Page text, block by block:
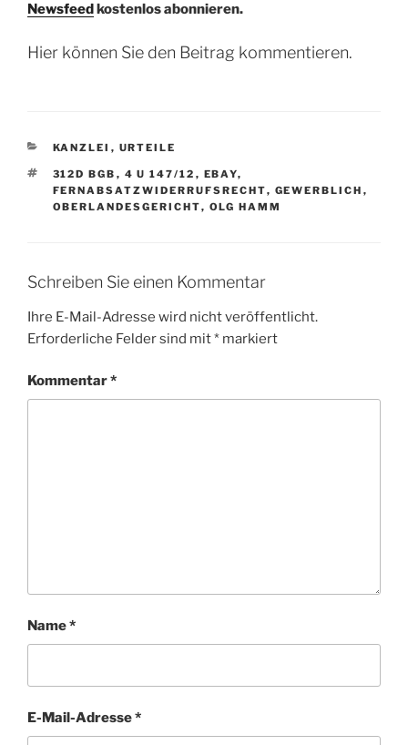
Newsfeedkostenlos abonnieren.
Hier können Sie den Beitrag kommentieren.
KATEGORIEN
KANZLEI , URTEILE
SCHLAGWÖRTER
312D BGB , 4 U 147/12 , EBAY,
FERNABSATZWIDERRUFSRECHT, GEWERBLICH ,
OBERLANDESGERICHT, OLG HAMM
Schreiben Sie einen Kommentar
Ihre E-Mail-Adresse wird nicht veröffentlicht.
Erforderliche Felder sind mit* markiert
Kommentar*
Name*
E-Mail-Adresse*